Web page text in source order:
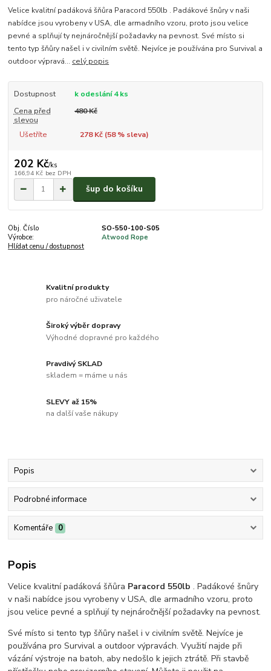
Velice kvalitní padáková šňůra Paracord 550lb . Padákové šnůry v naši
nabídce jsou vyrobeny v USA, dle armadního vzoru, proto jsou velice
pevné a splňují ty nejnáročnější požadavky na pevnost. Své místo si
tento typ šňůry našel i v civilním světě. Nejvíce je používána pro Survival a
outdoor výpravá... celý popis
Dostupnost
k odeslání 4 ks
Cena před
slevou
480 Kč
Ušetříte 278 Kč (58% sleva)
202 Kč/ks
166,94 Kč bez DPH
šup do košíku
Obj. Číslo
SO-550-100-S05
Výrobce:
Atwood Rope
Hlídat cenu / dostupnost
Kvalitní produkty
pro náročné uživatele
Široký výběr dopravy
Výhodné dopravné pro každého
Pravdivý SKLAD
skladem = máme u nás
SLEVY až 15%
na další vaše nákupy
Popis
Podrobné informace
Komentáře 0
Popis
Velice kvalitní padáková šňůra Paracord 550lb. Padákové šnůry
v naši nabídce jsou vyrobeny v USA, dle armadního vzoru, proto
jsou velice pevné a splňují ty nejnáročnější požadavky na pevnost.
Své místo si tento typ šňůry našel i v civilním světě. Nejvíce je
používána pro Survival a outdoor výpravách. Využití najde při
vázání výstroje na batoh, aby nedošlo k jejich ztrátě. Při stavbě